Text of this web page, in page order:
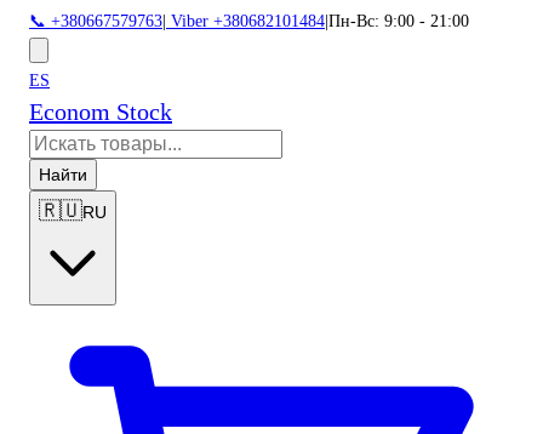
📞 +380667579763 Viber +380682101484 Пн-Вс: 9:00 - 21:00
ES
Econom Stock
Найти
🇷🇺RU